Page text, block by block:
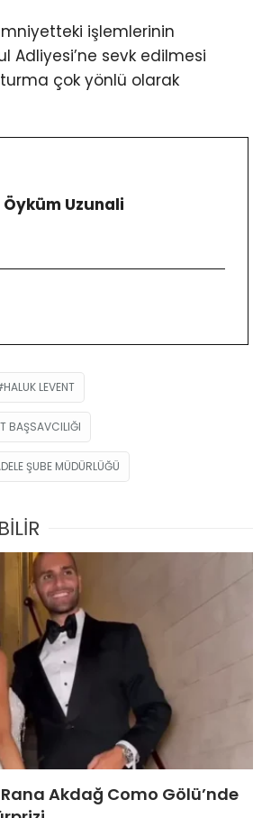
işlemlerinin
Adliyesi’ne sevk edilmesi
çok yönlü olarak
Öyküm Uzunali
HALUK LEVENT
BAŞSAVCILIĞI
ŞUBE MÜDÜRLÜĞÜ
Akdağ Como Gölü’nde